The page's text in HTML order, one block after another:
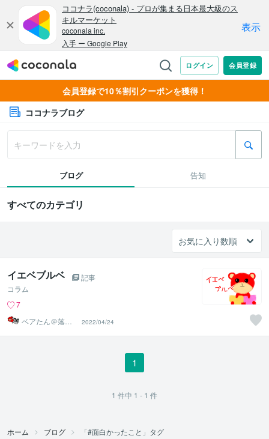
会員登録で10％割引クーポンを獲得！
ココナラブログ
ブログ 告知
すべてのカテゴリ
イエベブルベ
記事
コラム
7
ベアたん＠落書
きイラストレー
ター
2022/04/24
1
1 件中 1 - 1 件
ホーム ブログ 「#面白かったこと」タグ